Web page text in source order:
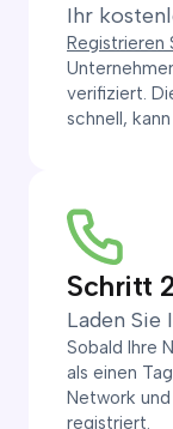
Ihr
Registrieren
verifiziert.
schnell,
Schritt
Laden Sie
Sobald Ihre
als einen
Network
registriert.